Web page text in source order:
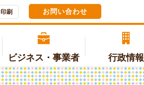
印刷 お問い合わせ
ビジネス・事業者 行政情報